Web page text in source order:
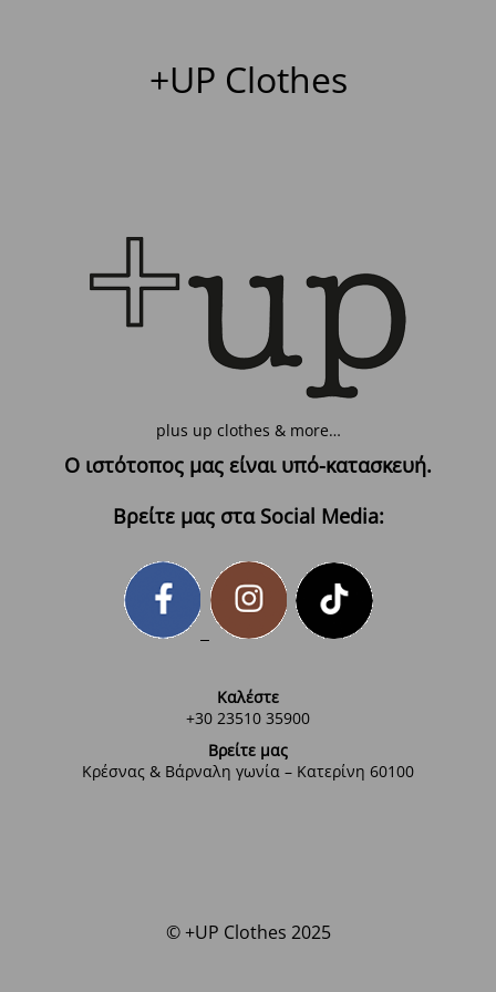
+UP Clothes
plus up clothes & more…
Ο ιστότοπος μας είναι υπό-κατασκευή.
Βρείτε μας στα Social Media:
Καλέστε
+30 23510 35900
Βρείτε μας
Κρέσνας & Βάρναλη γωνία – Κατερίνη 60100
© +UP Clothes 2025